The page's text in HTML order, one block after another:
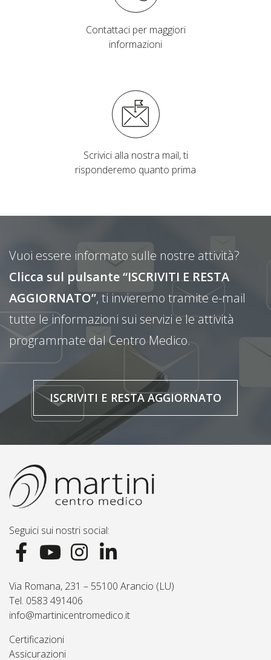
Contattaci per maggiori
informazioni
Scrivici alla nostra mail, ti
risponderemo quanto prima
Vuoi essere informato sulle nostre attività?
Clicca sul pulsante “ISCRIVITI E RESTA
AGGIORNATO”, ti invieremo tramite e-mail
tutte le informazioni sui servizi e le attività
programmate dal Centro Medico.
ISCRIVITI E RESTA AGGIORNATO
Seguici sui nostri social:
Via Romana, 231 – 55100 Arancio (LU)
Tel. 0583 491406
info@martinicentromedico.it
Certificazioni
Assicurazioni